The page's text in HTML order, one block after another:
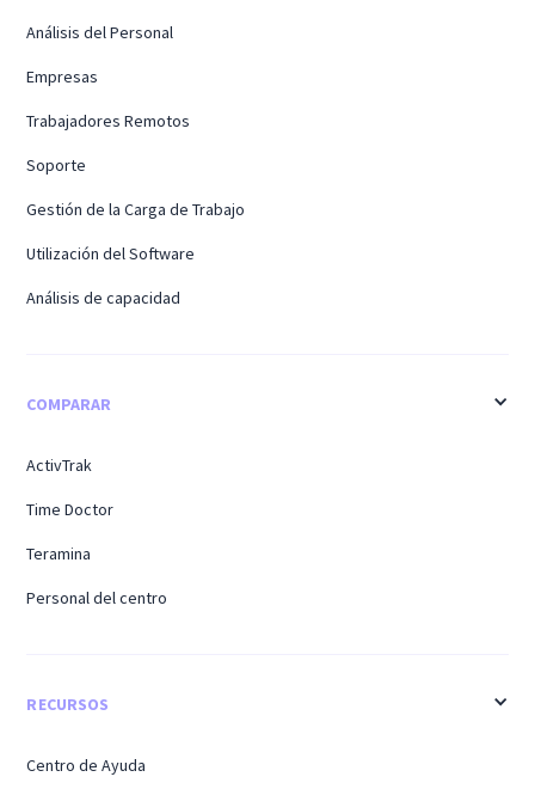
Análisis del Personal
Empresas
Trabajadores Remotos
Soporte
Gestión de la Carga de Trabajo
Utilización del Software
Análisis de capacidad
COMPARAR
ActivTrak
Time Doctor
Teramina
Personal del centro
RECURSOS
Centro de Ayuda